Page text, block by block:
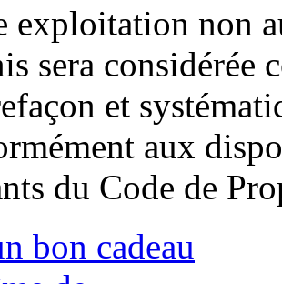
exploitation non
sera considérée
et
aux
du Code de